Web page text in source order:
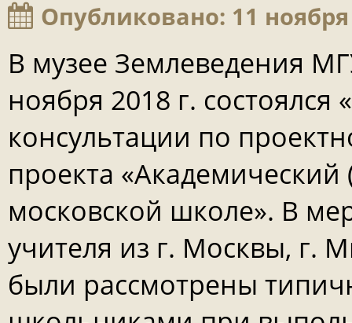
Опубликовано: 11
В музее Землеведения
ноября 2018 г.
консультации по
проекта «Академический
московской школе». В
учителя из г. Москвы, г.
были рассмотрены